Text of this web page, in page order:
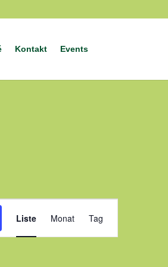
Kontakt Events
Ansichten-
Liste Monat Tag